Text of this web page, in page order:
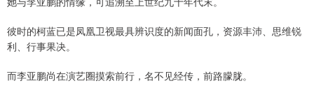
彼时的柯蓝已是凤凰卫视最具辨识度的新闻面孔，资源丰沛、思维锐
利、行事果决。
而李亚鹏尚在演艺圈摸索前行，名不见经传，前路朦胧。